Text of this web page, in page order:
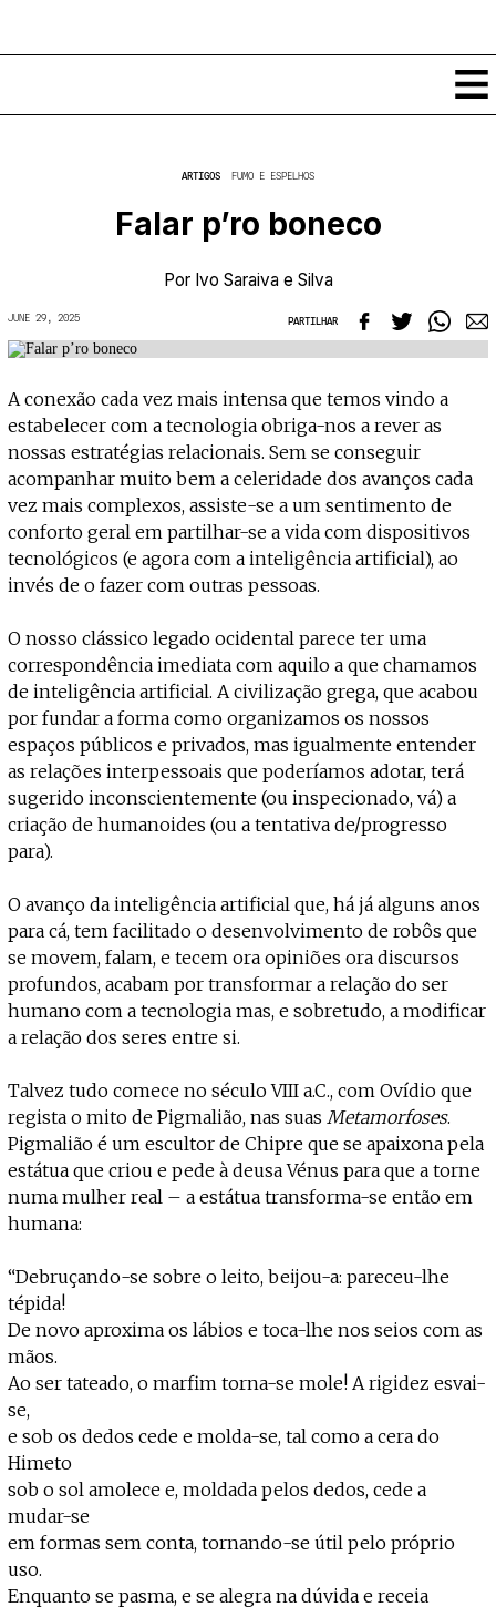
Classificados
Espetáculos
Exposições
Por Localidade
Locais
Mapa
Submeter Eventos
Crítica
Workshops
Cursos Curtos
Formadores
Recursos
Links úteis
Publicações
Sobre
Projecto e Equipa
Estatuto Editorial
Ficha Técnica
Política de privacidade
Política de privacidade - App
Coffeelabs Cursos curtos
— apoia o Coffeepaste e ajuda-nos a chegar mais longe. Mantém viva a cultura
Apoiar
ARTIGOS FUMO E ESPELHOS
Falar p’ro boneco
Por Ivo Saraiva e Silva
JUNE 29, 2025 PARTILHAR
A conexão cada vez mais intensa que temos vindo a
estabelecer com a tecnologia obriga-nos a rever as
nossas estratégias relacionais. Sem se conseguir
acompanhar muito bem a celeridade dos avanços cada
vez mais complexos, assiste-se a um sentimento de
conforto geral em partilhar-se a vida com dispositivos
tecnológicos (e agora com a inteligência artificial), ao
invés de o fazer com outras pessoas.
O nosso clássico legado ocidental parece ter uma
correspondência imediata com aquilo a que chamamos
de inteligência artificial. A civilização grega, que acabou
por fundar a forma como organizamos os nossos
espaços públicos e privados, mas igualmente entender
as relações interpessoais que poderíamos adotar, terá
sugerido inconscientemente (ou inspecionado, vá) a
criação de humanoides (ou a tentativa de/progresso
para).
O avanço da inteligência artificial que, há já alguns anos
para cá, tem facilitado o desenvolvimento de robôs que
se movem, falam, e tecem ora opiniões ora discursos
profundos, acabam por transformar a relação do ser
humano com a tecnologia mas, e sobretudo, a modificar
a relação dos seres entre si.
Talvez tudo comece no século VIII a.C., com Ovídio que
regista o mito de Pigmalião, nas suas Metamorfoses.
Pigmalião é um escultor de Chipre que se apaixona pela
estátua que criou e pede à deusa Vénus para que a torne
numa mulher real – a estátua transforma-se então em
humana:
“Debruçando-se sobre o leito, beijou-a: pareceu-lhe
tépida!
De novo aproxima os lábios e toca-lhe nos seios com as
mãos.
Ao ser tateado, o marfim torna-se mole! A rigidez esvai-
se,
e sob os dedos cede e molda-se, tal como a cera do
Himeto
sob o sol amolece e, moldada pelos dedos, cede a
mudar-se
em formas sem conta, tornando-se útil pelo próprio
uso.
Enquanto se pasma, e se alegra na dúvida e receia